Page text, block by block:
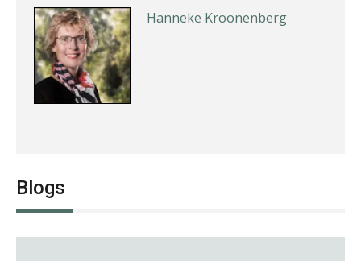
Hanneke Kroonenberg
Blogs